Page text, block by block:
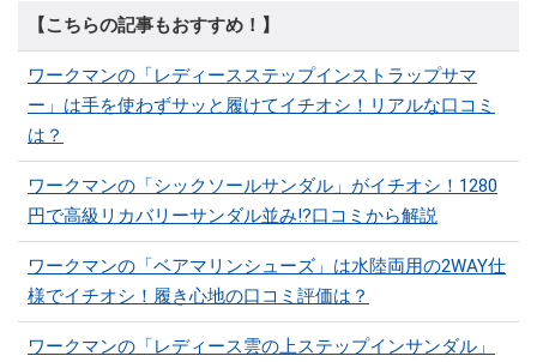
【こちらの記事もおすすめ！】
ワークマンの「レディースステップインストラップサマ
ー」は手を使わずサッと履けてイチオシ！リアルな口コミ
は？
ワークマンの「シックソールサンダル」がイチオシ！1280
円で高級リカバリーサンダル並み!?口コミから解説
ワークマンの「ベアマリンシューズ」は水陸両用の2WAY仕
様でイチオシ！履き心地の口コミ評価は？
ワークマンの「レディース雲の上ステップインサンダル」